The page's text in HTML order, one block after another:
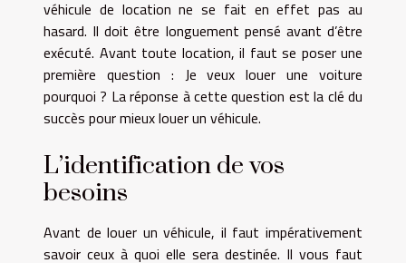
véhicule de location ne se fait en effet pas au
hasard. Il doit être longuement pensé avant d’être
exécuté. Avant toute location, il faut se poser une
première question : Je veux louer une voiture
pourquoi ? La réponse à cette question est la clé du
succès pour mieux louer un véhicule.
L’identification de vos
besoins
Avant de louer un véhicule, il faut impérativement
savoir ceux à quoi elle sera destinée. Il vous faut